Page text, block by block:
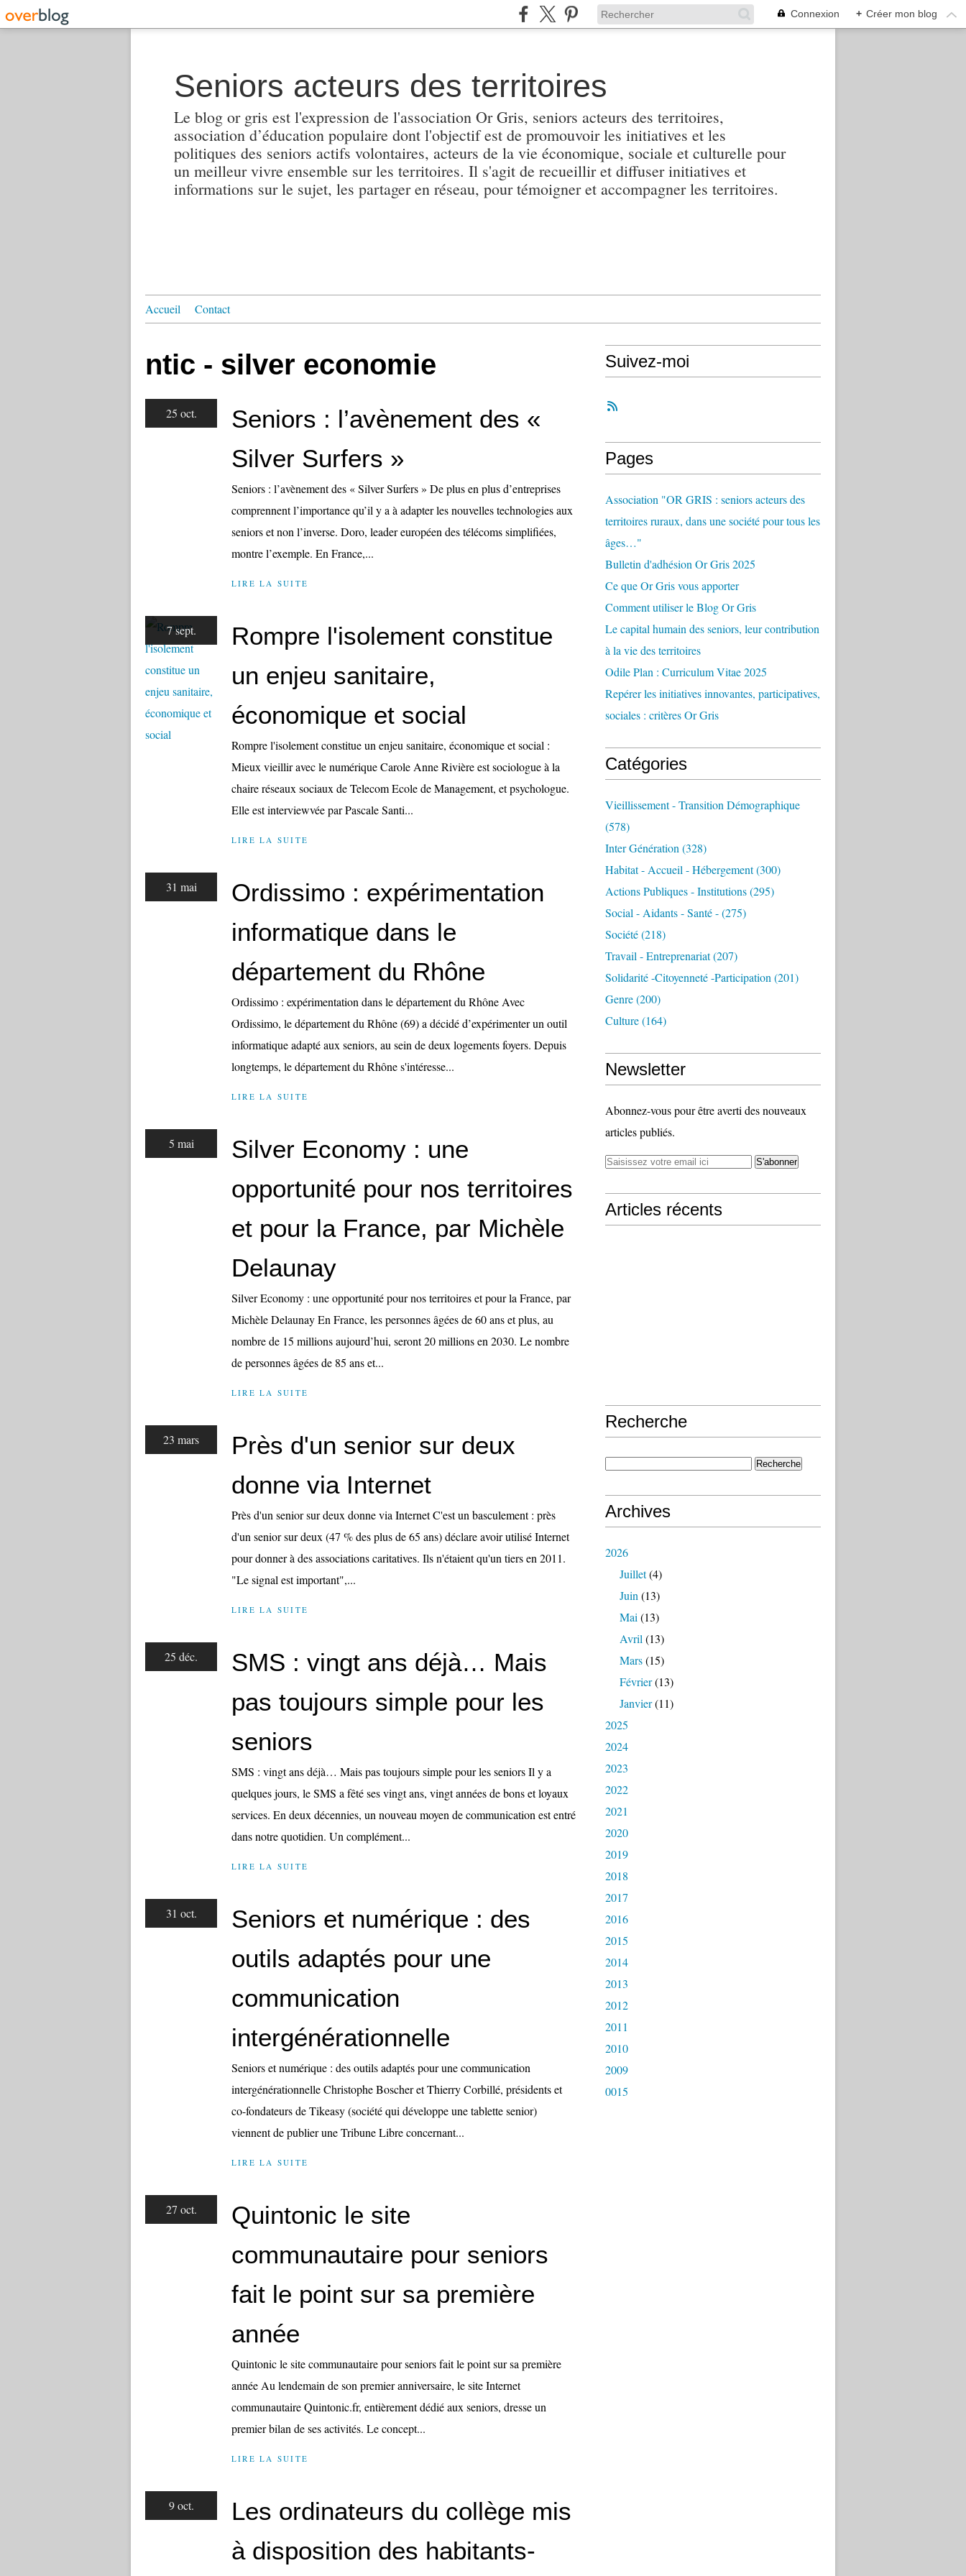
Connexion + Créer mon blog
Seniors acteurs des territoires
Le blog or gris est l'expression de l'association Or Gris, seniors acteurs des territoires,
association d’éducation populaire dont l'objectif est de promouvoir les initiatives et les
politiques des seniors actifs volontaires, acteurs de la vie économique, sociale et culturelle pour
un meilleur vivre ensemble sur les territoires. Il s'agit de recueillir et diffuser initiatives et
informations sur le sujet, les partager en réseau, pour témoigner et accompagner les territoires.
Accueil Contact
ntic - silver economie
25 oct.
Seniors : l’avènement des «
Silver Surfers »
Seniors : l’avènement des « Silver Surfers » De plus en plus d’entreprises
comprennent l’importance qu’il y a à adapter les nouvelles technologies aux
seniors et non l’inverse. Doro, leader européen des télécoms simplifiées,
montre l’exemple. En France,...
LIRE LA SUITE
7 sept.
Rompre l'isolement constitue
un enjeu sanitaire,
économique et social
Rompre l'isolement constitue un enjeu sanitaire, économique et social :
Mieux vieillir avec le numérique Carole Anne Rivière est sociologue à la
chaire réseaux sociaux de Telecom Ecole de Management, et psychologue.
Elle est interviewvée par Pascale Santi...
LIRE LA SUITE
31 mai
Ordissimo : expérimentation
informatique dans le
département du Rhône
Ordissimo : expérimentation dans le département du Rhône Avec
Ordissimo, le département du Rhône (69) a décidé d’expérimenter un outil
informatique adapté aux seniors, au sein de deux logements foyers. Depuis
longtemps, le département du Rhône s'intéresse...
LIRE LA SUITE
5 mai
Silver Economy : une
opportunité pour nos territoires
et pour la France, par Michèle
Delaunay
Silver Economy : une opportunité pour nos territoires et pour la France, par
Michèle Delaunay En France, les personnes âgées de 60 ans et plus, au
nombre de 15 millions aujourd’hui, seront 20 millions en 2030. Le nombre
de personnes âgées de 85 ans et...
LIRE LA SUITE
23 mars
Près d'un senior sur deux
donne via Internet
Près d'un senior sur deux donne via Internet C'est un basculement : près
d'un senior sur deux (47 % des plus de 65 ans) déclare avoir utilisé Internet
pour donner à des associations caritatives. Ils n'étaient qu'un tiers en 2011.
"Le signal est important",...
LIRE LA SUITE
25 déc.
SMS : vingt ans déjà… Mais
pas toujours simple pour les
seniors
SMS : vingt ans déjà… Mais pas toujours simple pour les seniors Il y a
quelques jours, le SMS a fêté ses vingt ans, vingt années de bons et loyaux
services. En deux décennies, un nouveau moyen de communication est entré
dans notre quotidien. Un complément...
LIRE LA SUITE
31 oct.
Seniors et numérique : des
outils adaptés pour une
communication
intergénérationnelle
Seniors et numérique : des outils adaptés pour une communication
intergénérationnelle Christophe Boscher et Thierry Corbillé, présidents et
co-fondateurs de Tikeasy (société qui développe une tablette senior)
viennent de publier une Tribune Libre concernant...
LIRE LA SUITE
27 oct.
Quintonic le site
communautaire pour seniors
fait le point sur sa première
année
Quintonic le site communautaire pour seniors fait le point sur sa première
année Au lendemain de son premier anniversaire, le site Internet
communautaire Quintonic.fr, entièrement dédié aux seniors, dresse un
premier bilan de ses activités. Le concept...
LIRE LA SUITE
9 oct.
Les ordinateurs du collège mis
à disposition des habitants-
Suivez-moi
Pages
Association "OR GRIS : seniors acteurs des
territoires ruraux, dans une société pour tous les
âges…"
Bulletin d'adhésion Or Gris 2025
Ce que Or Gris vous apporter
Comment utiliser le Blog Or Gris
Le capital humain des seniors, leur contribution
à la vie des territoires
Odile Plan : Curriculum Vitae 2025
Repérer les initiatives innovantes, participatives,
sociales : critères Or Gris
Catégories
Vieillissement - Transition Démographique
(578)
Inter Génération (328)
Habitat - Accueil - Hébergement(300)
Actions Publiques - Institutions(295)
Social - Aidants - Santé -(275)
Société(218)
Travail - Entreprenariat(207)
Solidarité -citoyenneté -participation (201)
Genre(200)
Culture(164)
Newsletter
Abonnez-vous pour être averti des nouveaux
articles publiés.
Articles récents
Recherche
Archives
2026
Juillet(4)
Juin (13)
Mai (13)
Avril (13)
Mars(15)
Février(13)
Janvier(11)
2025
2024
2023
2022
2021
2020
2019
2018
2017
2016
2015
2014
2013
2012
2011
2010
2009
0015